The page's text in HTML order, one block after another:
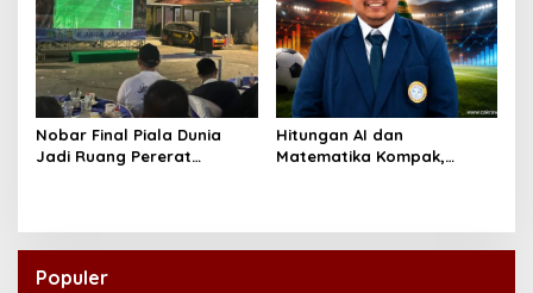
Nobar Final Piala Dunia
Jadi Ruang Pererat
Hitungan AI dan
Matematika Kompak,
Populer